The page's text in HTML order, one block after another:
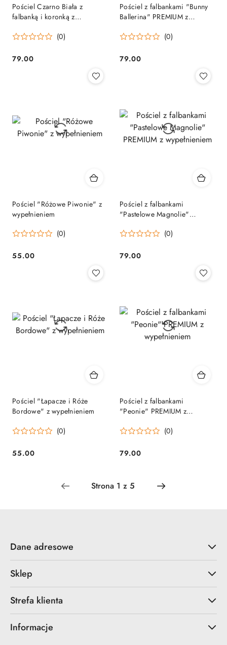
Pościel Czarno Biała z
falbanką i koronką z
(0)
Cena:
79.00
Pościel z falbankami "Bunny
Ballerina" PREMIUM z
(0)
Cena:
79.00
Pościel "Różowe Piwonie" z
wypełnieniem
(0)
Cena:
55.00
Pościel z falbankami
"Pastelowe Magnolie"
(0)
Cena:
79.00
Pościel "Łapacze i Róże
Bordowe" z wypełnieniem
(0)
Cena:
55.00
Pościel z falbankami
"Peonie" PREMIUM z
(0)
Cena:
79.00
Dane adresowe
Sklep
Strefa klienta
Informacje